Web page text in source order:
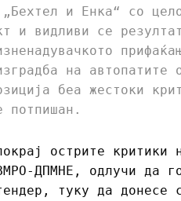
и Енка“ со
и видливи се
на автопатите
беа жестоки
потпишан.
острите критики
ДПМНЕ, одлучи да
туку да донесе